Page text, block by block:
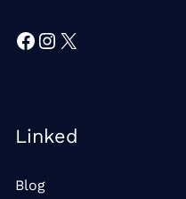
Facebook
Instagram
X
Linked
Blog